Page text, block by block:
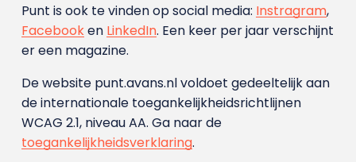
Punt is ook te vinden op social media: Instragram,
Facebooken LinkedIn. Een keer per jaar verschijnt
er een magazine.
De website punt.avans.nl voldoet gedeeltelijk aan
de internationale toegankelijkheidsrichtlijnen
WCAG 2.1, niveau AA. Ga naar de
toegankelijkheidsverklaring.